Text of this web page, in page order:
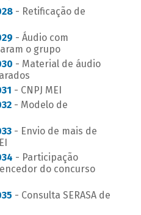
- Retificação de
- Áudio com
o grupo
- Material de áudio
- CNPJ MEI
- Modelo de
- Envio de mais de
- Participação
do concurso
- Consulta SERASA de